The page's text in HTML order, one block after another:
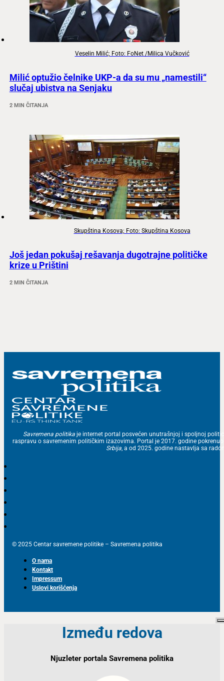
Veselin Milić; Foto: FoNet /Milica Vučković
Milić optužio čelnike UKP-a da su mu „namestili“
slučaj ubistva na Senjaku
2 MIN ČITANJA
Skupština Kosova; Foto: Skupština Kosova
Još jedan pokušaj rešavanja dugotrajne političke
krize u Prištini
2 MIN ČITANJA
Savremena politika je internet portal posvećen unutrašnjoj i spoljnoj
raspravu o savremenim političkim izazovima. Portal je 2017. godine
Srbija , a od 2025. godine nastavlja sa
© 2025 Centar savremene politike – Savremena politika
O nama
Kontakt
Impressum
Uslovi korišćenja
Između redova
Njuzleter portala Savremena politika